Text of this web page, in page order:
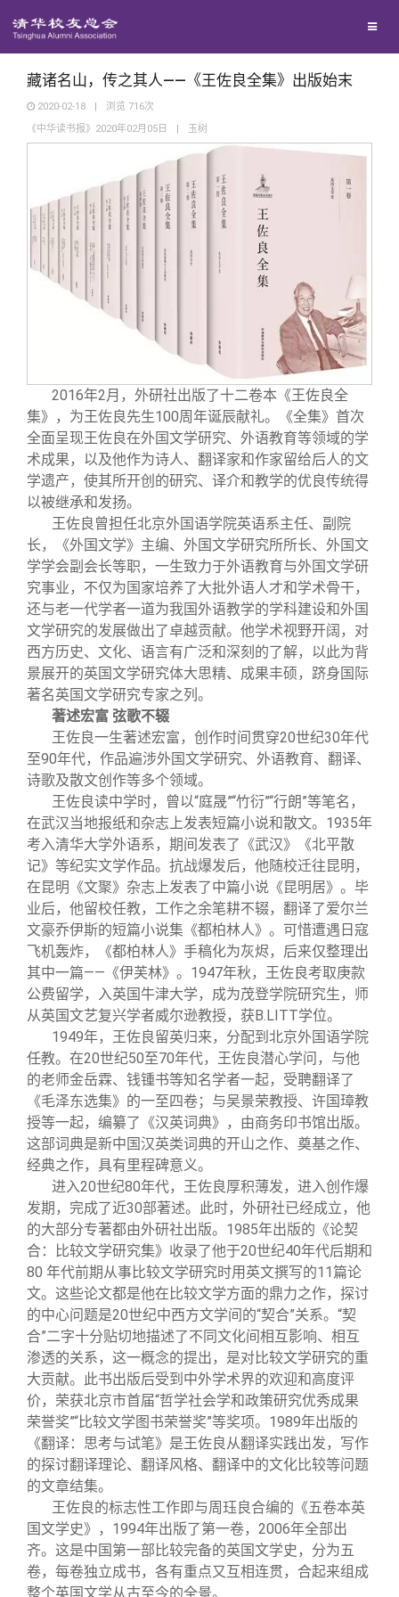
西南联大校友会
义工计划
新媒体平台
青春风采
校友文苑
校友讲坛
终身学习
信息化服务
三创大赛
校友总会
总会简介
会长致辞
理事会名单
制度法规
联系我们
关闭
藏诸名山，传之其人——《王佐良全集》出版始末
2020-02-18 | 浏览 716次
《中华读书报》2020年02月05日
| 玉树
2016年2月，外研社出版了十二卷本《王佐良全
集》，为王佐良先生100周年诞辰献礼。《全集》首次
全面呈现王佐良在外国文学研究、外语教育等领域的学
术成果，以及他作为诗人、翻译家和作家留给后人的文
学遗产，使其所开创的研究、译介和教学的优良传统得
以被继承和发扬。
王佐良曾担任北京外国语学院英语系主任、副院
长，《外国文学》主编、外国文学研究所所长、外国文
学学会副会长等职，一生致力于外语教育与外国文学研
究事业，不仅为国家培养了大批外语人才和学术骨干，
还与老一代学者一道为我国外语教学的学科建设和外国
文学研究的发展做出了卓越贡献。他学术视野开阔，对
西方历史、文化、语言有广泛和深刻的了解，以此为背
景展开的英国文学研究体大思精、成果丰硕，跻身国际
著名英国文学研究专家之列。
著述宏富 弦歌不辍
王佐良一生著述宏富，创作时间贯穿20世纪30年代
至90年代，作品遍涉外国文学研究、外语教育、翻译、
诗歌及散文创作等多个领域。
王佐良读中学时，曾以“庭晟”“竹衍”“行朗”等笔名，
在武汉当地报纸和杂志上发表短篇小说和散文。1935年
考入清华大学外语系，期间发表了《武汉》《北平散
记》等纪实文学作品。抗战爆发后，他随校迁往昆明，
在昆明《文聚》杂志上发表了中篇小说《昆明居》。毕
业后，他留校任教，工作之余笔耕不辍，翻译了爱尔兰
文豪乔伊斯的短篇小说集《都柏林人》。可惜遭遇日寇
飞机轰炸，《都柏林人》手稿化为灰烬，后来仅整理出
其中一篇——《伊芙林》。1947年秋，王佐良考取庚款
公费留学，入英国牛津大学，成为茂登学院研究生，师
从英国文艺复兴学者威尔逊教授，获B.LITT学位。
1949年，王佐良留英归来，分配到北京外国语学院
任教。在20世纪50至70年代，王佐良潜心学问，与他
的老师金岳霖、钱锺书等知名学者一起，受聘翻译了
《毛泽东选集》的一至四卷；与吴景荣教授、许国璋教
授等一起，编纂了《汉英词典》，由商务印书馆出版。
这部词典是新中国汉英类词典的开山之作、奠基之作、
经典之作，具有里程碑意义。
进入20世纪80年代，王佐良厚积薄发，进入创作爆
发期，完成了近30部著述。此时，外研社已经成立，他
的大部分专著都由外研社出版。1985年出版的《论契
合：比较文学研究集》收录了他于20世纪40年代后期和
80 年代前期从事比较文学研究时用英文撰写的11篇论
文。这些论文都是他在比较文学方面的鼎力之作，探讨
的中心问题是20世纪中西方文学间的“契合”关系。“契
合”二字十分贴切地描述了不同文化间相互影响、相互
渗透的关系，这一概念的提出，是对比较文学研究的重
大贡献。此书出版后受到中外学术界的欢迎和高度评
价，荣获北京市首届“哲学社会学和政策研究优秀成果
荣誉奖”“比较文学图书荣誉奖”等奖项。1989年出版的
《翻译：思考与试笔》是王佐良从翻译实践出发，写作
的探讨翻译理论、翻译风格、翻译中的文化比较等问题
的文章结集。
王佐良的标志性工作即与周珏良合编的《五卷本英
国文学史》，1994年出版了第一卷，2006年全部出
齐。这是中国第一部比较完备的英国文学史，分为五
卷，每卷独立成书，各有重点又互相连贯，合起来组成
整个英国文学从古至今的全景。